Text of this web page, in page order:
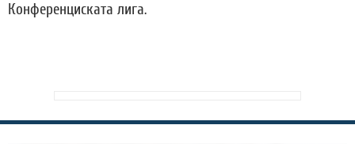
Конференциската лига.